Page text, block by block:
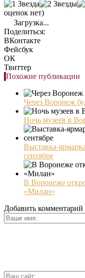
оценок нет)
Загрузка...
Поделиться:
ВКонтакте
Фейсбук
ОК
Твиттер
Похожие публикации
Через Воронеж
Ночь музеев в
Выставка-
сентябре
В Воронеже
«Милан»
Добавить комментарий